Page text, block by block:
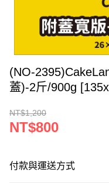
(NO-
蓋)-2斤/900g
NT$1,200
NT$800
付款與運送方式